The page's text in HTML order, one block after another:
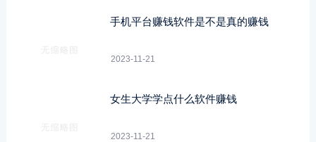
手机平台赚钱软件是不是真的赚钱
2023-11-21
女生大学学点什么软件赚钱
2023-11-21